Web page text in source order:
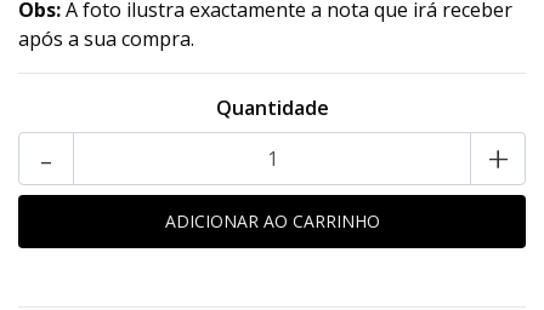
Obs:A foto ilustra exactamente a nota que irá receber
após a sua compra.
Quantidade
- +